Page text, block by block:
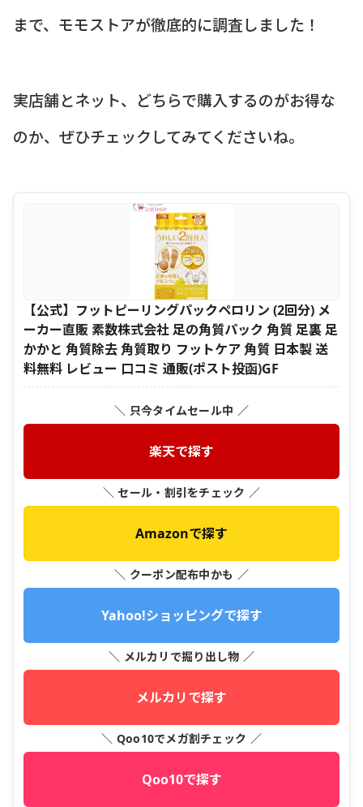
まで、モモストアが徹底的に調査しました！
実店舗とネット、どちらで購入するのがお得な
のか、ぜひチェックしてみてくださいね。
【公式】フットピーリングパックペロリン (2回分) メ
ーカー直販 素数株式会社 足の角質パック 角質 足裏 足
かかと 角質除去 角質取り フットケア 角質 日本製 送
料無料 レビュー 口コミ 通販(ポスト投函)GF
＼ 只今タイムセール中 ／
楽天で探す
＼ セール・割引をチェック ／
Amazonで探す
＼ クーポン配布中かも ／
Yahoo!ショッピングで探す
＼ メルカリで掘り出し物 ／
メルカリで探す
＼ Qoo10でメガ割チェック ／
Qoo10で探す